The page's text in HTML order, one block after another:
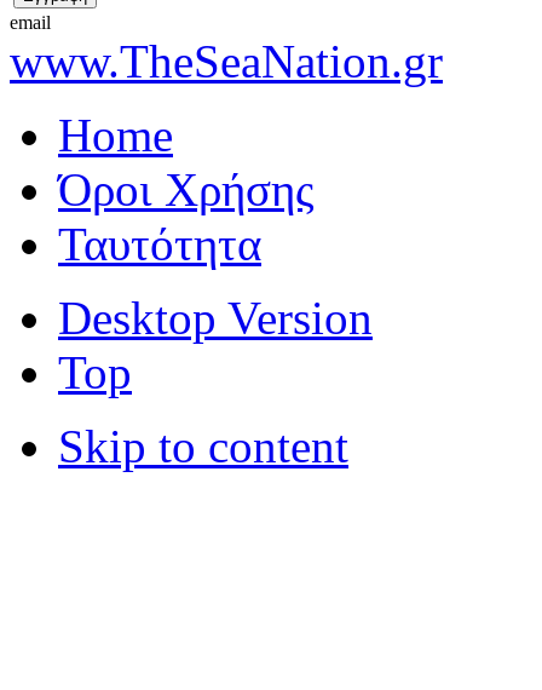
email
www.TheSeaNation.gr
Home
Όροι Χρήσης
Ταυτότητα
Desktop Version
Top
Skip to content